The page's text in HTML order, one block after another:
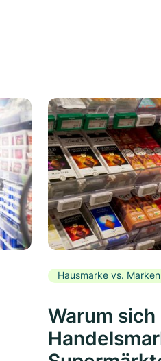
Hausmarke vs.
Warum sich